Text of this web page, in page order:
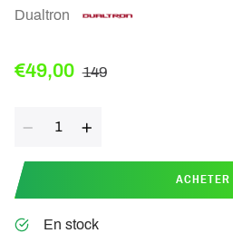
Dualtron
€49,00 149
ACHETER
En stock